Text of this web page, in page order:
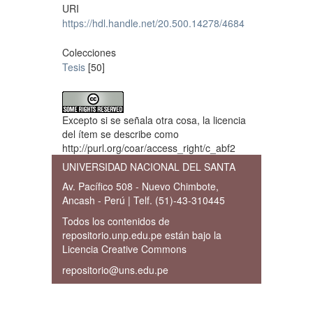
URI
https://hdl.handle.net/20.500.14278/4684
Colecciones
Tesis [50]
Excepto si se señala otra cosa, la licencia
del ítem se describe como
http://purl.org/coar/access_right/c_abf2
UNIVERSIDAD NACIONAL DEL SANTA
Av. Pacífico 508 - Nuevo Chimbote,
Ancash - Perú | Telf. (51)-43-310445
Todos los contenidos de
repositorio.unp.edu.pe están bajo la
Licencia Creative Commons
repositorio@uns.edu.pe